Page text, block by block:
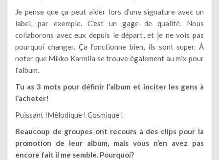
Je pense que ça peut aider lors d'une signature avec un
label, par exemple. C'est un gage de qualité. Nous
collaborons avec eux depuis le départ, et je ne vois pas
pourquoi changer. Ça fonctionne bien, ils sont super. À
noter que Mikko Karmila se trouve également au mix pour
l'album.
Tu as 3 mots pour définir l’album et inciter les gens à
l’acheter!
Puissant !Mélodique ! Cosmique !
Beaucoup de groupes ont recours à des clips pour la
promotion de leur album, mais vous n’en avez pas
encore fait il me semble. Pourquoi?